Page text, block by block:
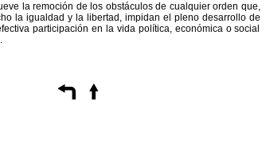
la remoción de los obstáculos de cualquier orden que,
la igualdad y la libertad, impidan el pleno desarrollo de
participación en la vida política, económica o social